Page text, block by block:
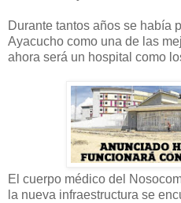
Durante tantos años se había
Ayacucho como una de las
ahora será un hospital como
El cuerpo médico del
la nueva infraestructura se